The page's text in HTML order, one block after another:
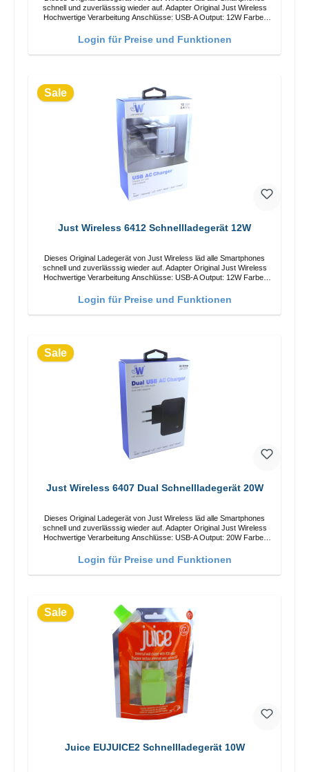
schnell und zuverlässsig wieder auf. Adapter Original Just Wireless
Hochwertige Verarbeitung Anschlüsse: USB-A Output: 12W Farbe:
Login für Preise und Funktionen
Sale
Just Wireless 6412 Schnellladegerät 12W
Dieses Original Ladegerät von Just Wireless läd alle Smartphones
schnell und zuverlässsig wieder auf. Adapter Original Just Wireless
Hochwertige Verarbeitung Anschlüsse: USB-A Output: 12W Farbe:
Login für Preise und Funktionen
Sale
Just Wireless 6407 Dual Schnellladegerät 20W
Dieses Original Ladegerät von Just Wireless läd alle Smartphones
schnell und zuverlässsig wieder auf. Adapter Original Just Wireless
Hochwertige Verarbeitung Anschlüsse: USB-A Output: 20W Farbe:
Login für Preise und Funktionen
Sale
Juice EUJUICE2 Schnellladegerät 10W